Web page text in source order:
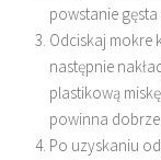
powstanie
Odciskaj mokre
następnie
plastikową
powinna dobrze
Po uzyskaniu